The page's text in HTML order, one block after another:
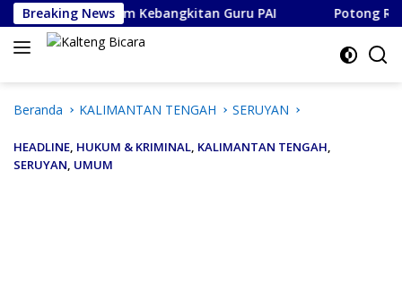
Langsung
ke
konten
Breaking NewsKebangkitan Guru PAI Potong Rambut
Beranda KALIMANTAN TENGAH SERUYAN
HEADLINE, HUKUM & KRIMINAL, KALIMANTAN TENGAH,
SERUYAN, UMUM